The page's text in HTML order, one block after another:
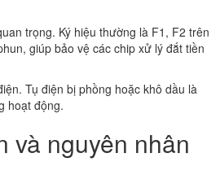
trọng. Ký hiệu thường là F1, F2 trên
giúp bảo vệ các chip xử lý đắt tiền
Tụ điện bị phồng hoặc khô dầu là
hoạt động.
và nguyên nhân